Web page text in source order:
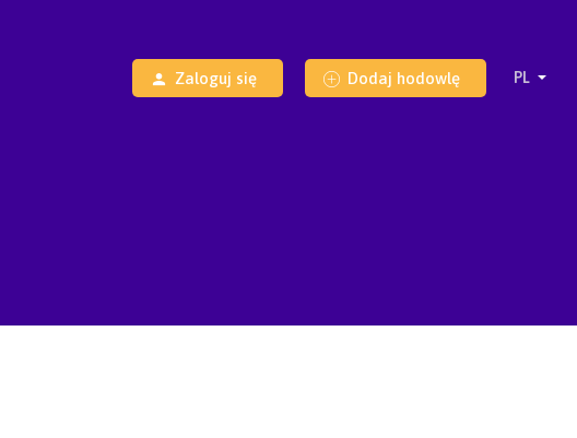
Zaloguj się Dodaj hodowlę